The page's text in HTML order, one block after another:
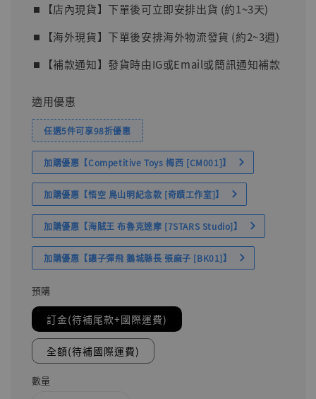
⏹︎【店內現貨】下單後可立即安排出貨 (約1~3天)
⏹︎【海外現貨】下單後安排海外物流發貨 (約2~3週)
⏹︎【補款通知】發貨時由IG或Email或簡訊通知補款
適用優惠
任選5件可享98折優惠
加購優惠【Competitive Toys 梅西 [CM001]】
加購優惠【悟空 鳥山明紀念款 [奇蹟工作室]】
加購優惠【海賊王 布魯克達摩 [7STARS Studio]】
加購優惠【讓子彈飛 鵝城縣長 張麻子 [BK01]】
預購
訂金(待補尾款+國際運費)
全額(待補國際運費)
數量